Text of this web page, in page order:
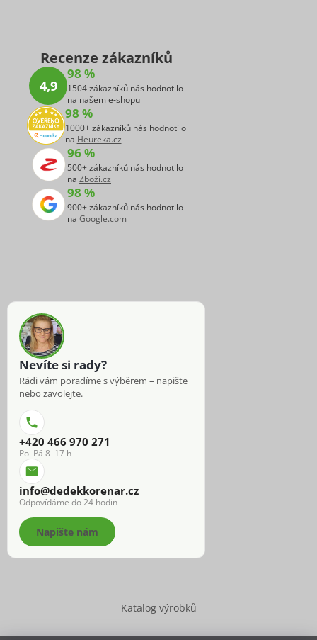
Recenze zákazníků
4,9
98 %
1504 zákazníků nás hodnotilo
na našem e-shopu
98 %
1000+ zákazníků nás hodnotilo
na Heureka.cz
96 %
500+ zákazníků nás hodnotilo
na Zboží.cz
98 %
900+ zákazníků nás hodnotilo
na Google.com
Nevíte si rady?
Rádi vám poradíme s výběrem – napište
nebo zavolejte.
+420 466 970 271
Po–Pá 8–17 h
info@dedekkorenar.cz
Odpovídáme do 24 hodin
Napište nám
Katalog výrobků